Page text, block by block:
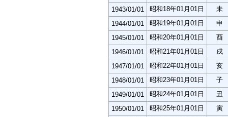
1943/01/01
昭和18年01月01日
未
1944/01/01
昭和19年01月01日
申
1945/01/01
昭和20年01月01日
酉
1946/01/01
昭和21年01月01日
戌
1947/01/01
昭和22年01月01日
亥
1948/01/01
昭和23年01月01日
子
1949/01/01
昭和24年01月01日
丑
1950/01/01
昭和25年01月01日
寅